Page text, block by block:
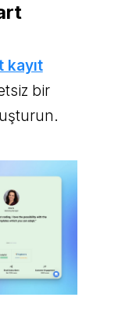
kayıt
bir